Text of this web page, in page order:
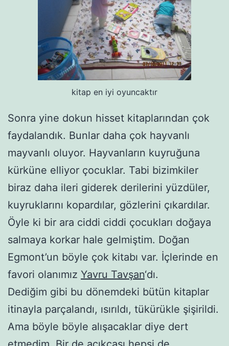
kitap en iyi oyuncaktır
Sonra yine dokun hisset kitaplarından çok
faydalandık. Bunlar daha çok hayvanlı
mayvanlı oluyor. Hayvanların kuyruğuna
kürküne elliyor çocuklar. Tabi bizimkiler
biraz daha ileri giderek derilerini yüzdüler,
kuyruklarını kopardılar, gözlerini çıkardılar.
Öyle ki bir ara ciddi ciddi çocukları doğaya
salmaya korkar hale gelmiştim. Doğan
Egmont’un böyle çok kitabı var. İçlerinde en
favori olanımız Yavru Tavşan‘dı.
Dediğim gibi bu dönemdeki bütün kitaplar
itinayla parçalandı, ısırıldı, tükürükle şişirildi.
Ama böyle böyle alışacaklar diye dert